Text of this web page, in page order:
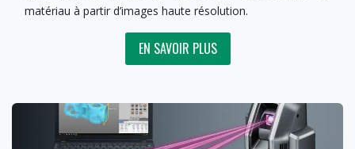
matériau à partir d’images haute résolution.
EN SA​​VOIR ​​PLUS